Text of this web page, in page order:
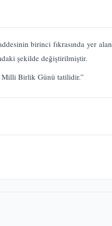
birinci fıkrasında yer alan
şekilde değiştirilmiştir.
Milli Birlik Günü tatilidir.”